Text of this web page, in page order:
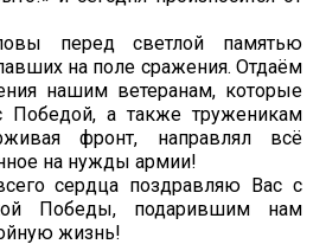
перед светлой памятью
на поле сражения. Отдаём
нашим ветеранам, которые
Победой, а также труженикам
фронт, направлял всё
на нужды армии!
сердца поздравляю Вас с
Победы, подарившим нам
жизнь!